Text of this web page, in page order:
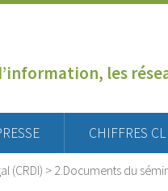
les
CHIFFRES
(CRDI) > 2.Documents du